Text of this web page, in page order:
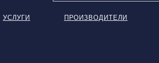
УСЛУГИ ПРОИЗВОДИТЕЛИ